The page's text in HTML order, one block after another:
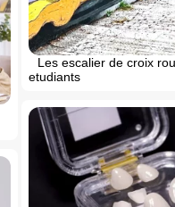
Les escalier de croix
etudiants